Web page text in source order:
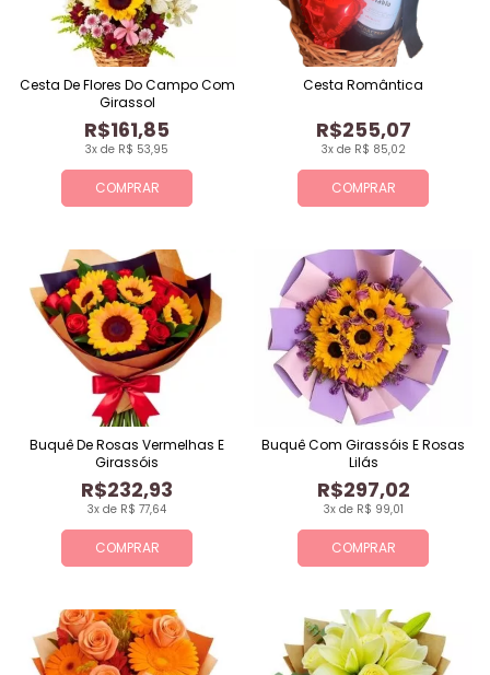
COMPRAR
3x de R$ 53,95
R$161,85
Cesta De Flores Do Campo Com
Girassol
COMPRAR
3x de R$ 85,02
R$255,07
Cesta Romântica
COMPRAR
3x de R$ 77,64
R$232,93
Buquê De Rosas Vermelhas E
Girassóis
COMPRAR
3x de R$ 99,01
R$297,02
Buquê Com Girassóis E Rosas
Lilás